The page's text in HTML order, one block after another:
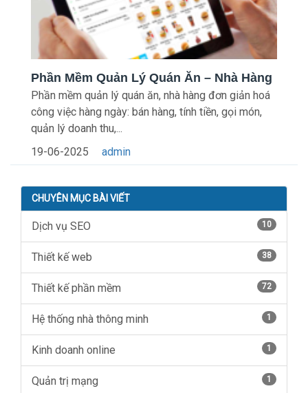
Phần Mềm Quản Lý Quán Ăn – Nhà Hàng
Phần mềm quản lý quán ăn, nhà hàng đơn giản hoá
công việc hàng ngày: bán hàng, tính tiền, gọi món,
quản lý doanh thu,...
19-06-2025
admin
CHUYÊN MỤC BÀI VIẾT
Dịch vụ SEO 10
Thiết kế web 38
Thiết kế phần mềm 72
Hệ thống nhà thông minh 1
Kinh doanh online 1
Quản trị mạng 1